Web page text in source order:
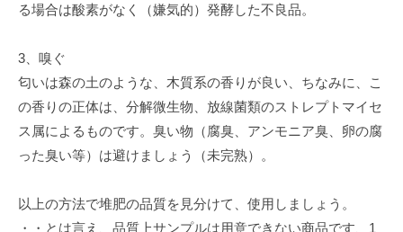
る場合は酸素がなく（嫌気的）発酵した不良品。
3、嗅ぐ
匂いは森の土のような、木質系の香りが良い、ちなみに、こ
の香りの正体は、分解微生物、放線菌類のストレプトマイセ
ス属によるものです。臭い物（腐臭、アンモニア臭、卵の腐
った臭い等）は避けましょう（未完熟）。
以上の方法で堆肥の品質を見分けて、使用しましょう。
・・とは言え、品質上サンプルは用意できない商品です、1